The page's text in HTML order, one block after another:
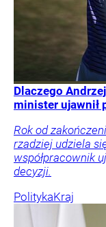
Dlaczego
minister ujawnił
Rok od
rzadziej udziela
współpracownik
decyzji.
PolitykaKraj